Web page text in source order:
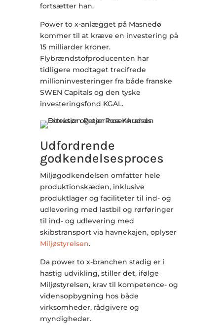
fortsætter han.
Power to x-anlægget på Masnedø
kommer til at kræve en investering på
15 milliarder kroner.
Flybrændstofproducenten har
tidligere modtaget trecifrede
millioninvesteringer fra både franske
SWEN Capitals og den tyske
investeringsfond KGAL.
Udfordrende
godkendelsesproces
Miljøgodkendelsen omfatter hele
produktionskæden, inklusive
produktlager og faciliteter til ind- og
udlevering med lastbil og rørføringer
til ind- og udlevering med
skibstransport via havnekajen, oplyser
Miljøstyrelsen.
Da power to x-branchen stadig er i
hastig udvikling, stiller det, ifølge
Miljøstyrelsen, krav til kompetence- og
vidensopbygning hos både
virksomheder, rådgivere og
myndigheder.